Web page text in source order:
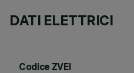
DATI ELETTRICI
Codice ZVEI